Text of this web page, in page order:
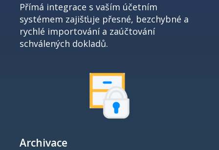
Přímá integrace s vaším účetním
systémem zajišťuje přesné, bezchybné a
rychlé importování a zaúčtování
schválených dokladů.
Archivace